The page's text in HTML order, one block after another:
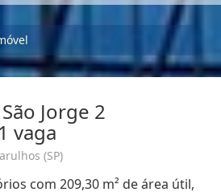
Jorge 2
vaga
(SP)
com 209,30 m² de área útil,